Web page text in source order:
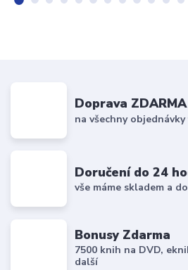
Doprava ZDARMA
na všechny
Doručení do 24
vše máme skladem a
Bonusy Zdarma
7500 knih na DVD,
další